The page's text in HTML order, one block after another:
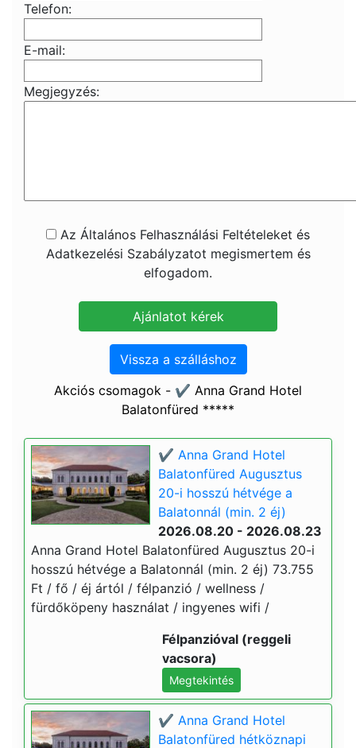
Telefon:
E-mail:
Megjegyzés:
Az Általános Felhasználási Feltételeket és
Adatkezelési Szabályzatot megismertem és
elfogadom.
Vissza a szálláshoz
Akciós csomagok - ✔️ Anna Grand Hotel
Balatonfüred *****
✔️ Anna Grand Hotel
Balatonfüred Augusztus
20-i hosszú hétvége a
Balatonnál (min. 2 éj)
2026.08.20 - 2026.08.23
Anna Grand Hotel Balatonfüred Augusztus 20-i
hosszú hétvége a Balatonnál (min. 2 éj) 73.755
Ft / fő / éj ártól / félpanzió / wellness /
fürdőköpeny használat / ingyenes wifi /
Félpanzióval (reggeli
vacsora)
Megtekintés
✔️ Anna Grand Hotel
Balatonfüred hétköznapi